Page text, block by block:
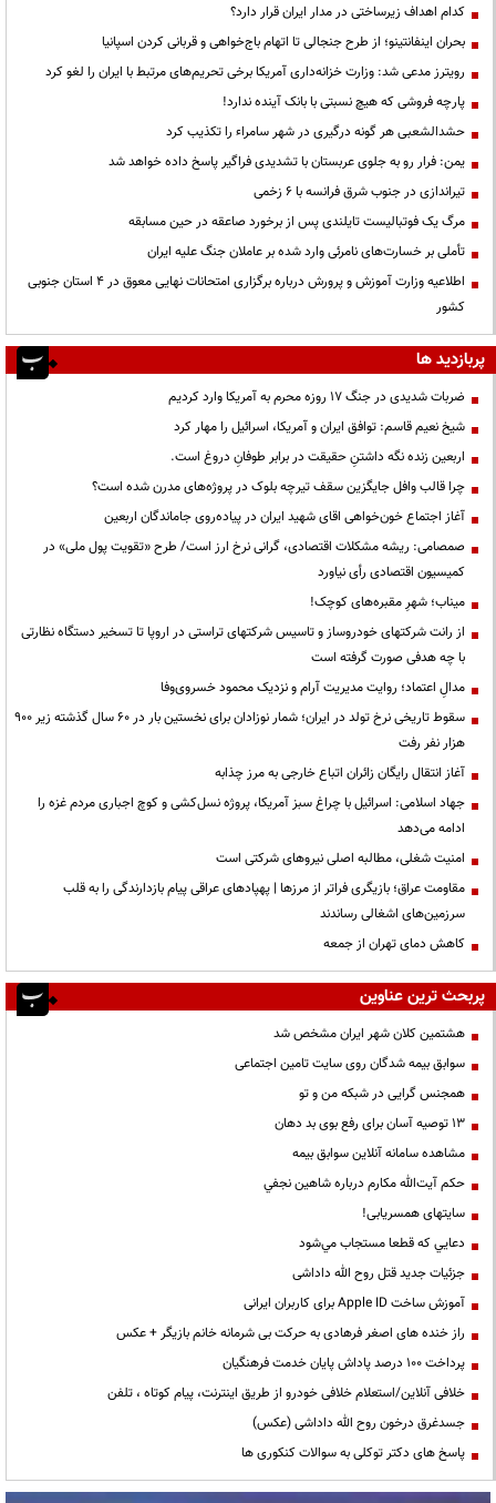
کدام اهداف زیرساختی در مدار ایران قرار دارد؟
بحران اینفانتینو؛ از طرح جنجالی تا اتهام باج‌خواهی و قربانی کردن اسپانیا
رویترز مدعی شد: وزارت خزانه‌داری آمریکا برخی تحریم‌های مرتبط با ایران را لغو کرد
پارچه فروشی که هیچ نسبتی با بانک آینده ندارد!
حشدالشعبی هر گونه درگیری در شهر سامراء را تکذیب کرد
یمن: فرار رو به جلوی عربستان با تشدیدی فراگیر پاسخ داده خواهد شد
تیراندازی در جنوب شرق فرانسه با ۶ زخمی
مرگ یک فوتبالیست تایلندی پس از برخورد صاعقه در حین مسابقه
تأملی بر خسارت‌های نامرئی وارد شده بر عاملان جنگ علیه ایران
اطلاعیه وزارت آموزش و پرورش درباره برگزاری امتحانات نهایی معوق در 4 استان جنوبی
کشور
پربازدید ها
ضربات شدیدی در جنگ ۱۷ روزه محرم به آمریکا وارد کردیم
شیخ نعیم قاسم: توافق ایران و آمریکا، اسرائیل را مهار کرد
اربعین زنده نگه داشتنِ حقیقت در برابر طوفانِ دروغ است.
چرا قالب وافل جایگزین سقف تیرچه بلوک در پروژه‌های مدرن شده است؟
آغاز اجتماع خون‌خواهی اقای شهید ایران در پیاده‌روی جاماندگان اربعین
صمصامی: ریشه مشکلات اقتصادی، گرانی نرخ ارز است/ طرح «تقویت پول ملی» در
کمیسیون اقتصادی رأی نیاورد
میناب؛ شهرِ مقبره‌های کوچک!
از رانت‌ شرکتهای خودروساز و تاسیس شرکتهای تراستی در اروپا تا تسخیر دستگاه نظارتی
با چه هدفی صورت گرفته است
مدالِ اعتماد؛ روایت مدیریت آرام و نزدیک محمود خسروی‌وفا
سقوط تاریخی نرخ تولد در ایران؛ شمار نوزادان برای نخستین بار در ۶۰ سال گذشته زیر ۹۰۰
هزار نفر رفت
آغاز انتقال رایگان زائران اتباع خارجی به مرز چذابه
جهاد اسلامی: اسرائیل با چراغ سبز آمریکا، پروژه نسل‌کشی و کوچ اجباری مردم غزه را
ادامه می‌دهد
‌امنیت شغلی، مطالبه اصلی نیروهای شرکتی است
مقاومت عراق؛ بازیگری فراتر از مرزها | پهپادهای عراقی پیام بازدارندگی را به قلب
سرزمین‌های اشغالی رساندند
کاهش دمای تهران از جمعه
پربحث ترین عناوین
هشتمین کلان شهر ایران مشخص شد
سوابق بیمه شدگان روی سایت تامین اجتماعی
همجنس گرایی در شبکه من و تو
13 توصیه آسان برای رفع بوی بد دهان
مشاهده سامانه آنلاين سوابق بیمه
حكم آيت‌الله مكارم درباره شاهين نجفي
سایتهای همسریابی!
دعايي كه قطعا مستجاب مي‌شود
جزئیات جدید قتل روح الله داداشی
آموزش ساخت Apple ID برای کاربران ایرانی
راز خنده های اصغر فرهادی به حرکت بی شرمانه خانم بازیگر + عکس
پرداخت ۱۰۰ درصد پاداش پایان خدمت فرهنگیان
خلافی آنلاین/استعلام خلافی خودرو از طریق اینترنت، پیام کوتاه ، تلفن
جسدغرق درخون روح الله داداشی (عکس)
پاسخ های دکتر توکلی به سوالات کنکوری ها